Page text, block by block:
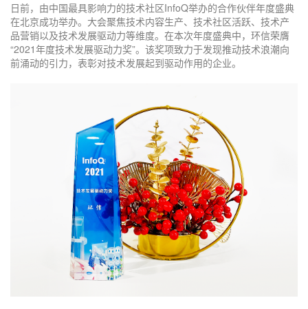
日前，由中国最具影响力的技术社区InfoQ举办的合作伙伴年度盛典
在北京成功举办。大会聚焦技术内容生产、技术社区活跃、技术产
品营销以及技术发展驱动力等维度。在本次年度盛典中，环信荣膺
“2021年度技术发展驱动力奖”。该奖项致力于发现推动技术浪潮向
前涌动的引力，表彰对技术发展起到驱动作用的企业。